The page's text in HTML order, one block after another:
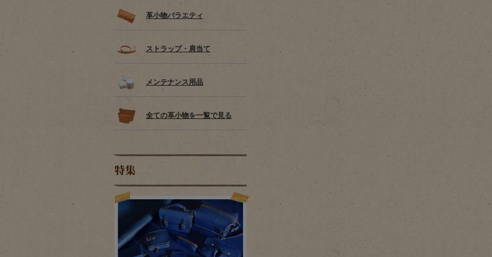
革小物バラエティ
ストラップ・肩当て
メンテナンス用品
全ての革小物を一覧で見る
特集